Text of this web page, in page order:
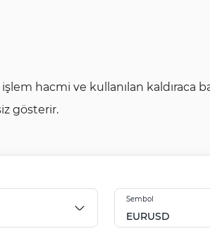
hacmi ve kullanılan kaldıraca
gösterir.
Sembol
EURUSD